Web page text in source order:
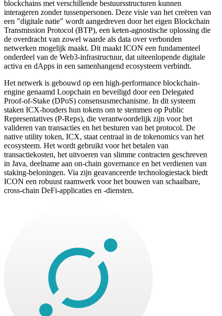
blockchains met verschillende bestuursstructuren kunnen
interageren zonder tussenpersonen. Deze visie van het creëren van
een "digitale natie" wordt aangedreven door het eigen Blockchain
Transmission Protocol (BTP), een keten-agnostische oplossing die
de overdracht van zowel waarde als data over verbonden
netwerken mogelijk maakt. Dit maakt ICON een fundamenteel
onderdeel van de Web3-infrastructuur, dat uiteenlopende digitale
activa en dApps in een samenhangend ecosysteem verbindt.
Het netwerk is gebouwd op een high-performance blockchain-
engine genaamd Loopchain en beveiligd door een Delegated
Proof-of-Stake (DPoS) consensusmechanisme. In dit systeem
staken ICX-houders hun tokens om te stemmen op Public
Representatives (P-Reps), die verantwoordelijk zijn voor het
valideren van transacties en het besturen van het protocol. De
native utility token, ICX, staat centraal in de tokenomics van het
ecosysteem. Het wordt gebruikt voor het betalen van
transactiekosten, het uitvoeren van slimme contracten geschreven
in Java, deelname aan on-chain governance en het verdienen van
staking-beloningen. Via zijn geavanceerde technologiestack biedt
ICON een robuust raamwerk voor het bouwen van schaalbare,
cross-chain DeFi-applicaties en -diensten.